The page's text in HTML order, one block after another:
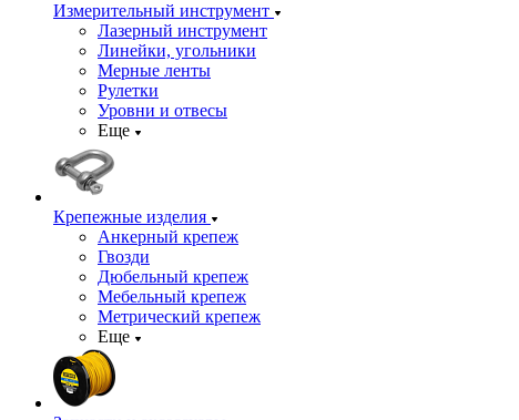
Измерительный инструмент
Лазерный инструмент
Линейки, угольники
Мерные ленты
Рулетки
Уровни и отвесы
Еще
Крепежные изделия
Анкерный крепеж
Гвозди
Дюбельный крепеж
Мебельный крепеж
Метрический крепеж
Еще